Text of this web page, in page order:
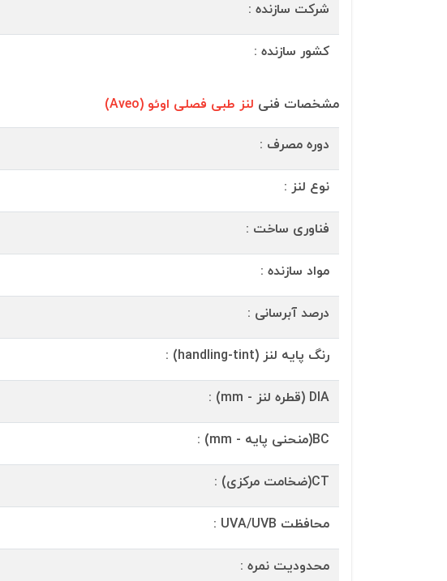
شرکت سازنده :
کشور سازنده :
مشخصات فنی لنز طبی فصلی اوئو (Aveo)
دوره مصرف :
نوع لنز :
فناوری ساخت :
مواد سازنده :
درصد آبرسانی :
رنگ پایه لنز (handling-tint) :
DIA (قطره لنز - mm) :
BC(منحنی پایه - mm) :
CT(ضخامت مرکزی) :
محافظت UVA/UVB :
محدودیت نمره :